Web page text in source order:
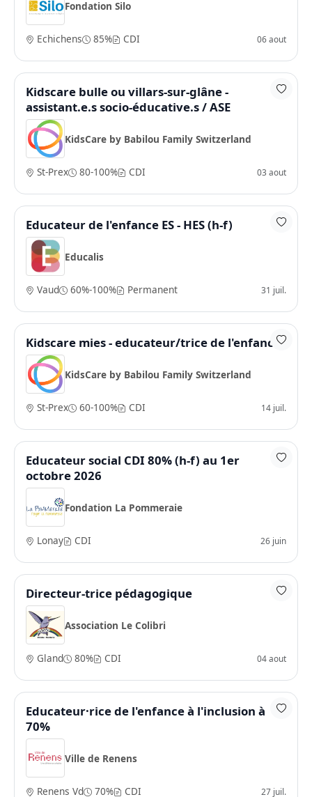
Fondation Silo
Echichens 85% CDI 06 aout
Kidscare bulle ou villars-sur-glâne -
assistant.e.s socio-éducative.s / ASE
KidsCare by Babilou Family Switzerland
St-Prex 80-100% CDI 03 aout
Educateur de l'enfance ES - HES (h-f)
Educalis
Vaud 60%-100% Permanent 31 juil.
Kidscare mies - educateur/trice de l'enfance
KidsCare by Babilou Family Switzerland
St-Prex 60-100% CDI 14 juil.
Educateur social CDI 80% (h-f) au 1er
octobre 2026
Fondation La Pommeraie
Lonay CDI 26 juin
Directeur-trice pédagogique
Association Le Colibri
Gland 80% CDI 04 aout
Educateur·rice de l'enfance à l'inclusion à
70%
Ville de Renens
Renens Vd 70% CDI 27 juil.